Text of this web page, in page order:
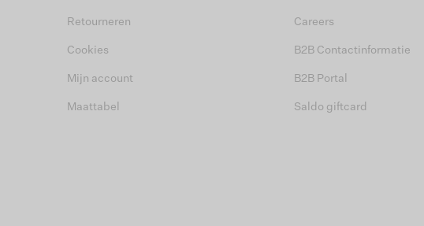
Retourneren
Cookies
Mijn account
Maattabel
Careers
B2B Contactinformatie
B2B Portal
Saldo giftcard